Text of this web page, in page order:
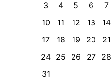
3
4 5 6 7
10
11 12 13 14
17
18 19 20 21
24 25 26 27 28
31